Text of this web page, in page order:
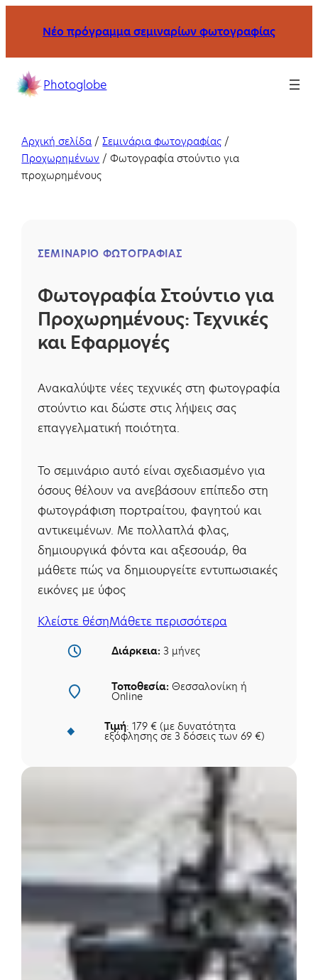
περιεχόμενο
Νέο πρόγραμμα σεμιναρίων φωτογραφίας
Photoglobe
φωτογραφίας
σεμινάρια
και
μαθήματα
online.
Αρχική σελίδα /Σεμινάρια φωτογραφίας /
Προχωρημένων /Φωτογραφία στούντιο για
προχωρημένους
ΣΕΜΙΝΆΡΙΟ ΦΩΤΟΓΡΑΦΊΑΣ
Φωτογραφία Στούντιο για
Προχωρημένους: Τεχνικές
και Εφαρμογές
Ανακαλύψτε νέες τεχνικές στη φωτογραφία
στούντιο και δώστε στις λήψεις σας
επαγγελματική ποιότητα.
Το σεμινάριο αυτό είναι σχεδιασμένο για
όσους θέλουν να ανεβάσουν επίπεδο στη
φωτογράφιση πορτραίτου, φαγητού και
αντικειμένων. Με πολλαπλά φλας,
δημιουργικά φόντα και αξεσουάρ, θα
μάθετε πώς να δημιουργείτε εντυπωσιακές
εικόνες με ύφος
Κλείστε θέσηΜάθετε περισσότερα
Διάρκεια: 3 μήνες
Τοποθεσία: Θεσσαλονίκη ή
Online
Τιμή: 179 € (με δυνατότητα
εξόφλησης σε 3 δόσεις των 69 €)